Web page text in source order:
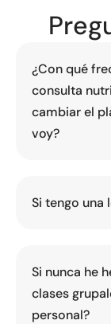
¿Con qué
consulta
cambiar el
voy?
Si tengo una
Si nunca he
clases
personal?